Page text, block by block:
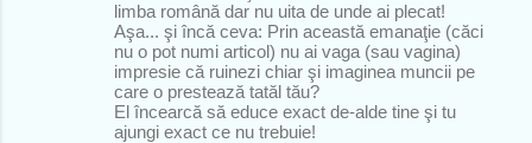
limba română dar nu uita de unde ai plecat!
Aşa... şi încă ceva: Prin această emanaţie (căci
nu o pot numi articol) nu ai vaga (sau vagina)
impresie că ruinezi chiar şi imaginea muncii pe
care o prestează tatăl tău?
El încearcă să educe exact de-alde tine şi tu
ajungi exact ce nu trebuie!